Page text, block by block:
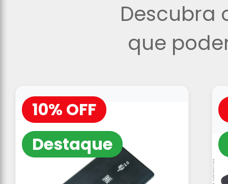
Descubra
que
10% OFF
Destaque